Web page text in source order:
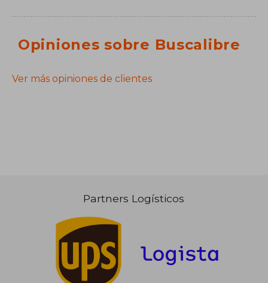
Opiniones sobre Buscalibre
Ver más opiniones de clientes
Partners Logísticos